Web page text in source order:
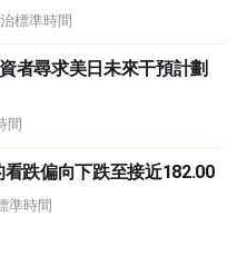
標準時間
者尋求美日未來干預計劃
間
跌偏向下跌至接近182.00
準時間